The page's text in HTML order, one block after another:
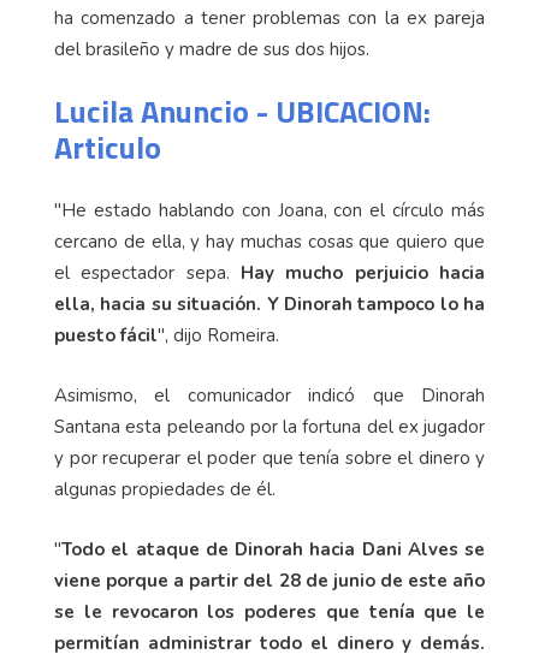
ha comenzado a tener problemas con la ex pareja
del brasileño y madre de sus dos hijos.
Lucila Anuncio - UBICACION:
Articulo
"He estado hablando con Joana, con el círculo más
cercano de ella, y hay muchas cosas que quiero que
el espectador sepa. Hay mucho perjuicio hacia
ella, hacia su situación. Y Dinorah tampoco lo ha
puesto fácil", dijo Romeira.
Asimismo, el comunicador indicó que Dinorah
Santana esta peleando por la fortuna del ex jugador
y por recuperar el poder que tenía sobre el dinero y
algunas propiedades de él.
"Todo el ataque de Dinorah hacia Dani Alves se
viene porque a partir del 28 de junio de este año
se le revocaron los poderes que tenía que le
permitían administrar todo el dinero y demás.